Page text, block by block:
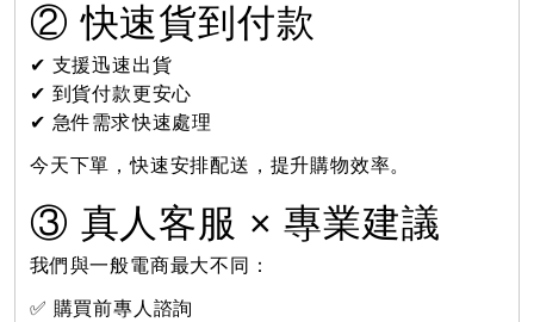
② 快速貨到付款
✔ 支援迅速出貨
✔ 到貨付款更安心
✔ 急件需求快速處理
今天下單，快速安排配送，提升購物效率。
③ 真人客服 × 專業建議
我們與一般電商最大不同：
✅ 購買前專人諮詢